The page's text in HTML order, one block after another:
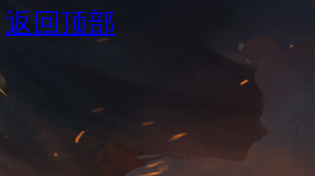
返回顶部